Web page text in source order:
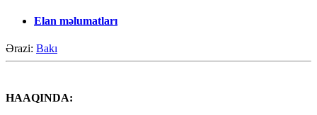
Elan məlumatları
Ərazi: Bakı
HAAQINDA: